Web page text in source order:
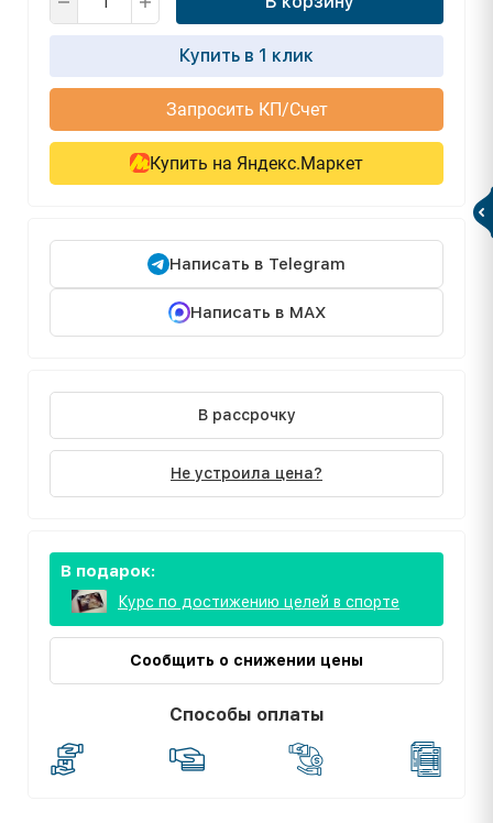
Купить в 1 клик
Запросить КП/Счет
Купить на Яндекс.Маркет
Написать в Telegram
Написать в MAX
В рассрочку
Не устроила цена?
В подарок:
Курс по достижению целей в спорте
Сообщить о снижении цены
Способы оплаты